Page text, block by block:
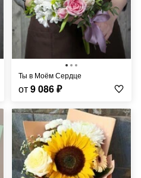
Ты в Моём Сердце
от9 086₽